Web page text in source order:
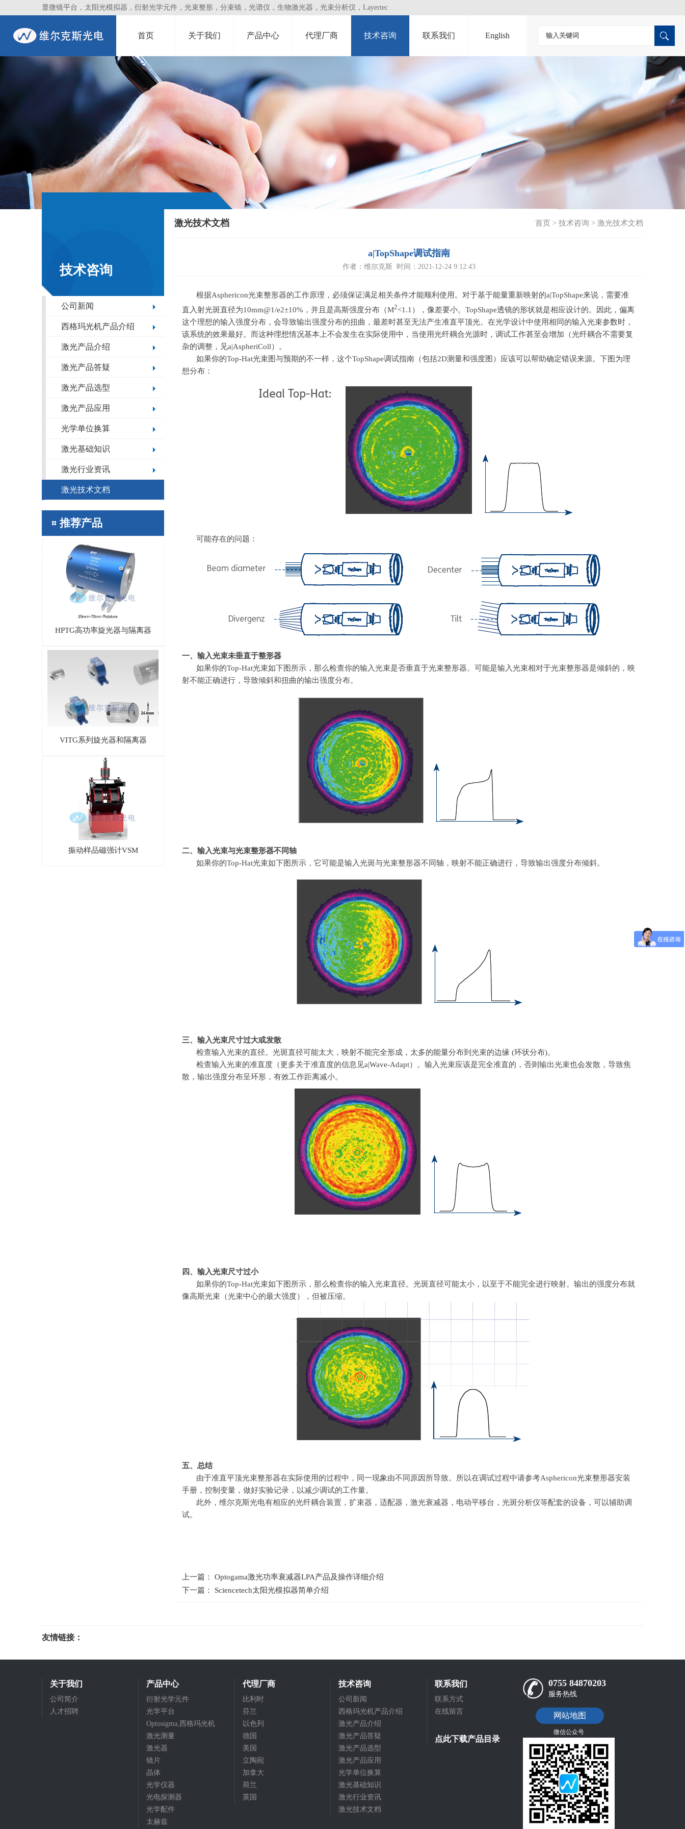
显微镜平台，太阳光模拟器，衍射光学元件，光束整形，分束镜，光谱仪，生物激光器，光束分析仪，Layertec
首页 关于我们 产品中心 代理厂商 技术咨询 联系我们 English
技术咨询
公司新闻
西格玛光机产品介绍
激光产品介绍
激光产品答疑
激光产品选型
激光产品应用
光学单位换算
激光基础知识
激光行业资讯
激光技术文档
推荐产品
HPTG高功率旋光器与隔离器
VITG系列旋光器和隔离器
振动样品磁强计VSM
激光技术文档 首页 > 技术咨询 > 激光技术文档
a|TopShape调试指南
作者：维尔克斯 时间：2021-12-24 9:12:43
根据Asphericon光束整形器的工作原理，必须保证满足相关条件才能顺利使用。对于基于能量重新映射的a|TopShape来说，需要准
直入射光斑直径为10mm@1/e2±10% ，并且是高斯强度分布（M2<1.1 ），像差要小。 TopShape透镜的形状就是相应设计的。因此，偏离
这个理想的输入强度分布，会导致输出强度分布的扭曲，最差时甚至无法产生准直平顶光。在光学设计中使用相同的输入光束参数时，
该系统的效果最好。而这种理想情况基本上不会发生在实际使用中，当使用光纤耦合光源时，调试工作甚至会增加（光纤耦合不需要复
杂的调整，见a|AspheriColl）。
如果你的Top-Hat光束图与预期的不一样，这个TopShape调试指南（包括2D测量和强度图）应该可以帮助确定错误来源。下图为理
想分布：
可能存在的问题：
一、输入光束未垂直于整形器
如果你的Top-Hat光束如下图所示，那么检查你的输入光束是否垂直于光束整形器。可能是输入光束相对于光束整形器是倾斜的，映
射不能正确进行，导致倾斜和扭曲的输出强度分布。
二、输入光束与光束整形器不同轴
如果你的Top-Hat光束如下图所示，它可能是输入光斑与光束整形器不同轴，映射不能正确进行，导致输出强度分布倾斜。
三、输入光束尺寸过大或发散
检查输入光束的直径。光斑直径可能太大，映射不能完全形成，太多的能量分布到光束的边缘 (环状分布)。
检查输入光束的准直度（更多关于准直度的信息见a|Wave-Adapt）。输入光束应该是完全准直的，否则输出光束也会发散，导致焦
散，输出强度分布呈环形，有效工作距离减小。
四、输入光束尺寸过小
如果你的Top-Hat光束如下图所示，那么检查你的输入光束直径。光斑直径可能太小，以至于不能完全进行映射。输出的强度分布就
像高斯光束（光束中心的最大强度），但被压缩。
五、总结
由于准直平顶光束整形器在实际使用的过程中，同一现象由不同原因所导致。所以在调试过程中请参考Asphericon光束整形器安装
手册，控制变量，做好实验记录，以减少调试的工作量。
此外，维尔克斯光电有相应的光纤耦合装置，扩束器，适配器，激光衰减器，电动平移台，光斑分析仪等配套的设备，可以辅助调
试。
上一篇： Optogama激光功率衰减器LPA产品及操作详细介绍
下一篇： Sciencetech太阳光模拟器简单介绍
友情链接：
关于我们
公司简介
人才招聘
产品中心
衍射光学元件
光学平台
Optosigma,西格玛光机
激光测量
激光器
镜片
晶体
光学仪器
光电探测器
光学配件
太赫兹
代理厂商
比利时
芬兰
以色列
德国
美国
立陶宛
加拿大
荷兰
英国
技术咨询
公司新闻
西格玛光机产品介绍
激光产品介绍
激光产品答疑
激光产品选型
激光产品应用
光学单位换算
激光基础知识
激光行业资讯
激光技术文档
联系我们
联系方式
在线留言
点此下载产品目录
0755 84870203
服务热线
网站地图
微信公众号